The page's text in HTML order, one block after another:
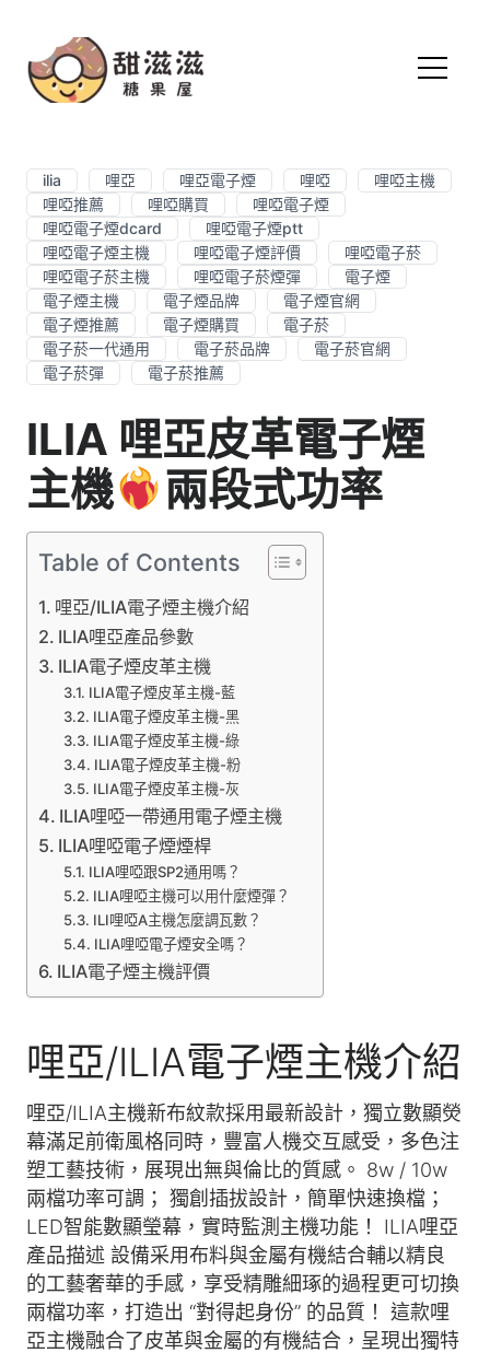
ilia 哩亞 哩亞電子煙 哩啞
哩啞主機
哩啞推薦
哩啞購買
哩啞電子煙
哩啞電子煙dcard
哩啞電子煙ptt
哩啞電子煙主機
哩啞電子煙評價
哩啞電子菸
哩啞電子菸主機
哩啞電子菸煙彈
電子煙
電子煙主機
電子煙品牌
電子煙官網
電子煙推薦
電子煙購買
電子菸
電子菸一代通用
電子菸品牌
電子菸官網
電子菸彈
電子菸推薦
ILIA 哩亞皮革電子煙
主機
兩段式功率
Table of Contents
哩亞/ILIA電子煙主機介紹
ILIA哩亞產品參數
ILIA電子煙皮革主機
ILIA電子煙皮革主機-藍
ILIA電子煙皮革主機-黑
ILIA電子煙皮革主機-綠
ILIA電子煙皮革主機-粉
ILIA電子煙皮革主機-灰
ILIA哩啞一帶通用電子煙主機
ILIA哩啞電子煙煙桿
ILIA哩啞跟SP2通用嗎？
ILIA哩啞主機可以用什麼煙彈？
ILI哩啞A主機怎麼調瓦數？
ILIA哩啞電子煙安全嗎？
ILIA電子煙主機評價
哩亞/ILIA電子煙主機介紹
哩亞/ILIA主機新布紋款採用最新設計，獨立數顯熒
幕滿足前衛風格同時，豐富人機交互感受，多色注
塑工藝技術，展現出無與倫比的質感。 8w / 10w
兩檔功率可調； 獨創插拔設計，簡單快速換檔；
LED智能數顯瑩幕，實時監測主機功能！ ILIA哩亞
產品描述 設備采用布料與金屬有機結合輔以精良
的工藝奢華的手感，享受精雕細琢的過程更可切換
兩檔功率，打造出 “對得起身份” 的品質！ 這款哩
亞主機融合了皮革與金屬的有機結合，呈現出獨特